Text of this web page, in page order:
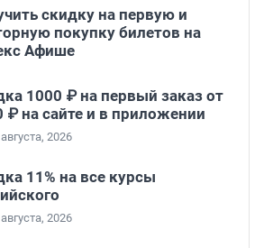
скидку на первую и
покупку билетов на
Афише
1000 ₽ на первый заказ от
₽ на сайте и в приложении
2026
11% на все курсы
2026